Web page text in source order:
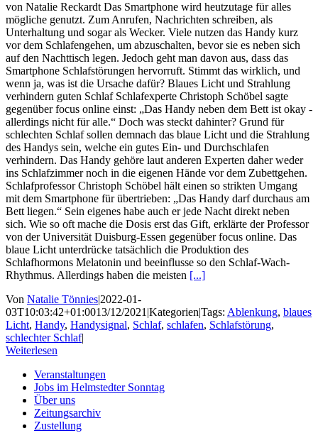
von Natalie Reckardt Das Smartphone wird heutzutage für alles
mögliche genutzt. Zum Anrufen, Nachrichten schreiben, als
Unterhaltung und sogar als Wecker. Viele nutzen das Handy kurz
vor dem Schlafengehen, um abzuschalten, bevor sie es neben sich
auf den Nachttisch legen. Jedoch geht man davon aus, dass das
Smartphone Schlafstörungen hervorruft. Stimmt das wirklich, und
wenn ja, was ist die Ursache dafür? Blaues Licht und Strahlung
verhindern guten Schlaf Schlafexperte Christoph Schöbel sagte
gegenüber focus online einst: „Das Handy neben dem Bett ist okay -
allerdings nicht für alle.“ Doch was steckt dahinter? Grund für
schlechten Schlaf sollen demnach das blaue Licht und die Strahlung
des Handys sein, welche ein gutes Ein- und Durchschlafen
verhindern. Das Handy gehöre laut anderen Experten daher weder
ins Schlafzimmer noch in die eigenen Hände vor dem Zubettgehen.
Schlafprofessor Christoph Schöbel hält einen so strikten Umgang
mit dem Smartphone für übertrieben: „Das Handy darf durchaus am
Bett liegen.“ Sein eigenes habe auch er jede Nacht direkt neben
sich. Wie so oft mache die Dosis erst das Gift, erklärte der Professor
von der Universität Duisburg-Essen gegenüber focus online. Das
blaue Licht unterdrücke tatsächlich die Produktion des
Schlafhormons Melatonin und beeinflusse so den Schlaf-Wach-
Rhythmus. Allerdings haben die meisten [...]
Von Natalie Tönnies|2022-01-
03T10:03:42+01:0013/12/2021 |Kategorien|Tags: Ablenkung, blaues
Licht, Handy, Handysignal, Schlaf, schlafen, Schlafstörung,
schlechter Schlaf|
Weiterlesen
Veranstaltungen
Jobs im Helmstedter Sonntag
Über uns
Zeitungsarchiv
Zustellung